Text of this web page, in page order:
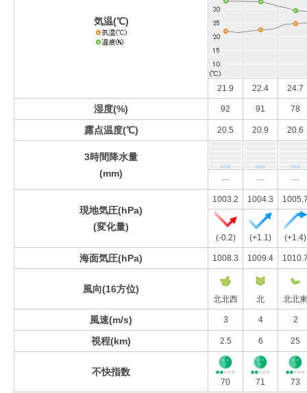
気温(℃)
21.9 22.4 24.7
湿度(%) 92 91 78
露点温度(℃) 20.5 20.9 20.6
3時間降水量
(mm)
--- --- ---
現地気圧(hPa)
(変化量)
1003.2 1004.3
(-0.2) (+1.1) (+1.4)
海面気圧(hPa) 1008.3 1009.4
風向(16方位)
北北西 北 北北東
風速(m/s) 3 4 2
視程(km) 2.5 6 25
不快指数
70 71 73